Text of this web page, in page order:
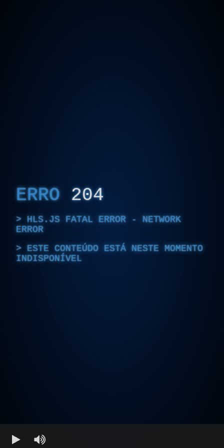
ERRO 204
HLS.JS FATAL ERROR - NETWORK
ERROR
ESTE CONTEÚDO ESTÁ NESTE MOMENTO
INDISPONÍVEL